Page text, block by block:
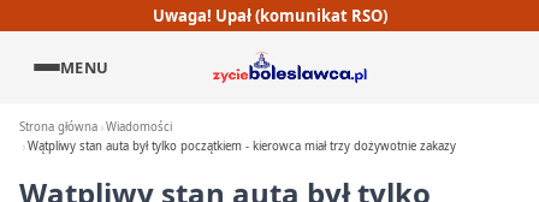
Uwaga! Upał (komunikat RSO)
MENU
Strona główna Wiadomości
Wątpliwy stan auta był tylko początkiem - kierowca miał trzy dożywotnie zakazy
Wątpliwy stan auta był tylko